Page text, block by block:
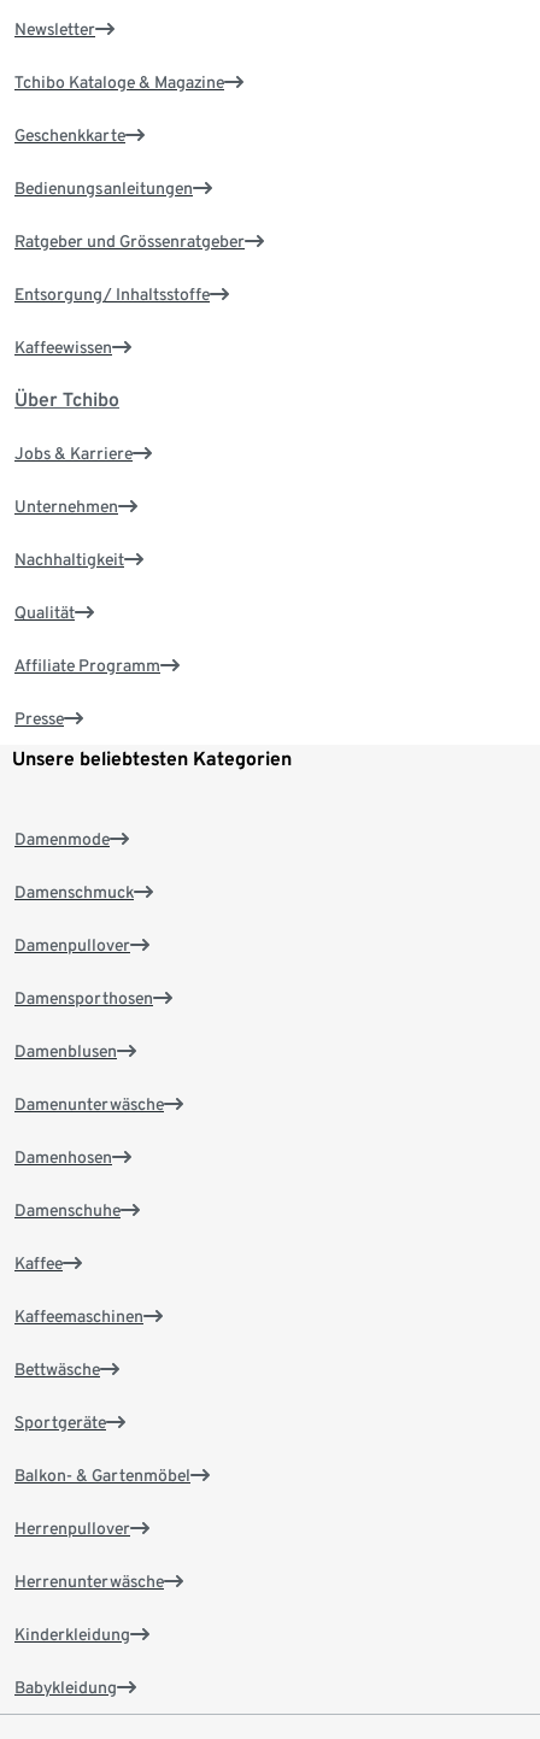
Newsletter
Tchibo Kataloge & Magazine
Geschenkkarte
Bedienungsanleitungen
Ratgeber und Grössenratgeber
Entsorgung/ Inhaltsstoffe
Kaffeewissen
Über Tchibo
Jobs & Karriere
Unternehmen
Nachhaltigkeit
Qualität
Affiliate Programm
Presse
Unsere beliebtesten Kategorien
Damenmode
Damenschmuck
Damenpullover
Damensporthosen
Damenblusen
Damenunterwäsche
Damenhosen
Damenschuhe
Kaffee
Kaffeemaschinen
Bettwäsche
Sportgeräte
Balkon- & Gartenmöbel
Herrenpullover
Herrenunterwäsche
Kinderkleidung
Babykleidung